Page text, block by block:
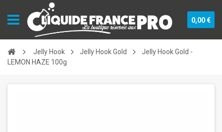
0,00 €
Jelly Hook Jelly Hook Gold
Jelly Hook Gold -
LEMON HAZE 100g